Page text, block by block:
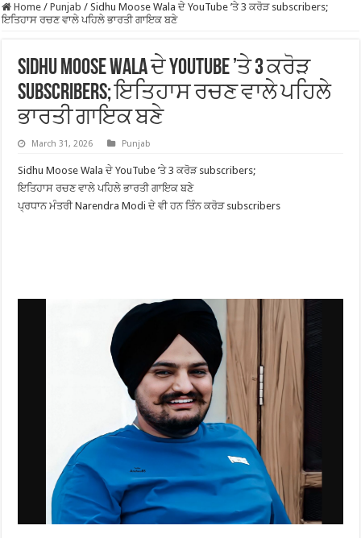
Home / Punjab / Sidhu Moose Wala ਦੇ YouTube ’ਤੇ 3 ਕਰੋੜ subscribers;
ਇਤਿਹਾਸ ਰਚਣ ਵਾਲੇ ਪਹਿਲੇ ਭਾਰਤੀ ਗਾਇਕ ਬਣੇ
Sidhu Moose Wala ਦੇ YouTube ’ਤੇ 3 ਕਰੋੜ
subscribers; ਇਤਿਹਾਸ ਰਚਣ ਵਾਲੇ ਪਹਿਲੇ
ਭਾਰਤੀ ਗਾਇਕ ਬਣੇ
March 31, 2026 Punjab
Sidhu Moose Wala ਦੇ YouTube ’ਤੇ 3 ਕਰੋੜ subscribers;
ਇਤਿਹਾਸ ਰਚਣ ਵਾਲੇ ਪਹਿਲੇ ਭਾਰਤੀ ਗਾਇਕ ਬਣੇ
ਪ੍ਰਧਾਨ ਮੰਤਰੀ Narendra Modi ਦੇ ਵੀ ਹਨ ਤਿੰਨ ਕਰੋੜ subscribers